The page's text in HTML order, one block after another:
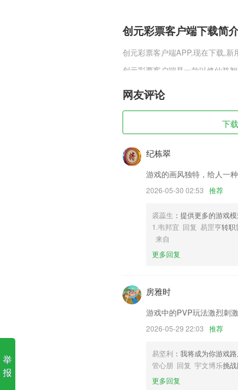
创元彩票客户端下载简
创元彩票客户端APP,现在下载,新
创元彩票客户端是一款以修仙益
超快节奏的玩法。感兴趣的用户不
创元彩票客户端软件特
1,语音翻译：语音输入，实时翻
2,非常高效的管理系统，审查门店
3,还有更多不一样功能都是可以
4,精准高效
6,图+：将文字、语音或图片加
创元彩票客户端软件优势
1.·学员可以观看视频课程在线
3.用户可以注册企培圈学员账号，
4.用户能够随时随地观看课程视
考生的在线学习情况，更有历年
6.让用户来收集古文名言，提高
创元彩票客户端更新了什
网友评论
下
纪栋翠
游戏的画风独特，给人一种
2026-05-30 02:53 推荐
裘蕊生 ：提供更多的游戏
1.韦邦宜 回复 易罡亨转职
来自
更多回复
房雅时
游戏中的PVP玩法激烈刺
2026-05-29 22:03 推荐
易坚利 ：我将成为你游戏
管心朋 回复 宇文博乐挑
更多回复
举
报